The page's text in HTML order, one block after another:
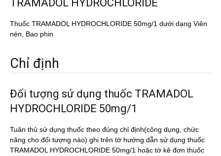
TRAMADOL HYDROCHLORIDE
Thuốc TRAMADOL HYDROCHLORIDE 50mg/1 dưới dạng Viên
nén, Bao phin
Chỉ định
Đối tượng sử dụng thuốc TRAMADOL
HYDROCHLORIDE 50mg/1
Tuân thủ sử dụng thuốc theo đúng chỉ định(công dụng, chức
năng cho đối tượng nào) ghi trên tờ hướng dẫn sử dụng thuốc
TRAMADOL HYDROCHLORIDE 50mg/1 hoặc tờ kê đơn thuốc